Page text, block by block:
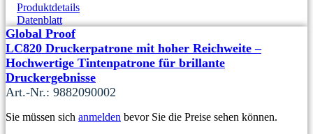
Produktdetails
Datenblatt
Global Proof
LC820 Druckerpatrone mit hoher Reichweite –
Hochwertige Tintenpatrone für brillante
Druckergebnisse
Art.-Nr.: 9882090002
Sie müssen sich anmelden bevor Sie die Preise sehen können.